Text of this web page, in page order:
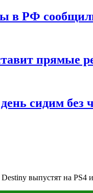
в РФ
прямые
сидим без
Destiny выпустят на PS4